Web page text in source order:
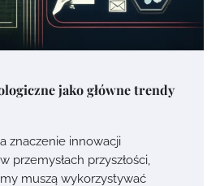
jako główne trendy
znaczenie innowacji
przemysłach przyszłości,
muszą wykorzystywać